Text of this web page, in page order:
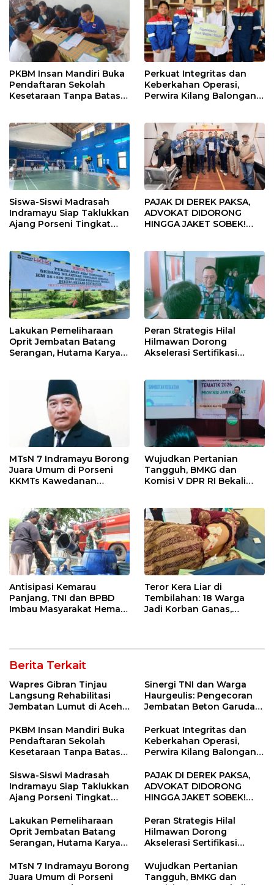
PKBM Insan Mandiri Buka
Pendaftaran Sekolah
Kesetaraan Tanpa Batas
Perkuat Integritas dan
Keberkahan Operasi,
Perwira Kilang Balongan
Siswa-Siswi Madrasah
Indramayu Siap Taklukkan
Ajang Porseni Tingkat
PAJAK DI DEREK PAKSA,
ADVOKAT DIDORONG
HINGGA JAKET SOBEK!
Pekanbaru!
Lakukan Pemeliharaan
Oprit Jembatan Batang
Serangan, Hutama Karya
Peran Strategis Hilal
Hilmawan Dorong
Akselerasi Sertifikasi
Indramayu
MTsN 7 Indramayu Borong
Juara Umum di Porseni
KKMTs Kawedanan
Wujudkan Pertanian
Tangguh, BMKG dan
Komisi V DPR RI Bekali
Antisipasi Kemarau
Panjang, TNI dan BPBD
Imbau Masyarakat Hemat
Teror Kera Liar di
Tembilahan: 18 Warga
Jadi Korban Ganas,
Berita Terkait
Wapres Gibran Tinjau
Langsung Rehabilitasi
Jembatan Lumut di Aceh
Konektivitas Pulih Cepat
Sinergi TNI dan Warga
Haurgeulis: Pengecoran
Jembatan Beton Garuda
PKBM Insan Mandiri Buka
Pendaftaran Sekolah
Kesetaraan Tanpa Batas
Perkuat Integritas dan
Keberkahan Operasi,
Perwira Kilang Balongan
Siswa-Siswi Madrasah
Indramayu Siap Taklukkan
Ajang Porseni Tingkat
PAJAK DI DEREK PAKSA,
ADVOKAT DIDORONG
HINGGA JAKET SOBEK!
Ngamuk Kepung Polresta
Pekanbaru!
Lakukan Pemeliharaan
Oprit Jembatan Batang
Serangan, Hutama Karya
55 Tol Binjai–Langsa
Peran Strategis Hilal
Hilmawan Dorong
Akselerasi Sertifikasi
Entaskan Kemiskinan di
Indramayu
MTsN 7 Indramayu Borong
Juara Umum di Porseni
Wujudkan Pertanian
Tangguh, BMKG dan